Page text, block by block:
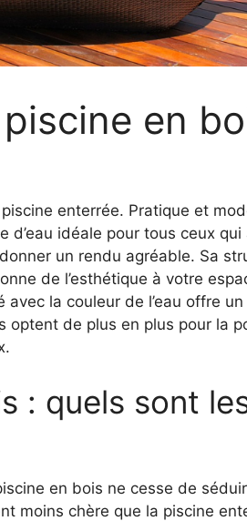
en
enterrée. Pratique et
d’eau idéale pour tous ceux qui
un rendu agréable. Sa
de l’esthétique à votre
la couleur de l’eau offre
optent de plus en plus pour la
: quels sont
en bois ne cesse de
moins chère que la piscine